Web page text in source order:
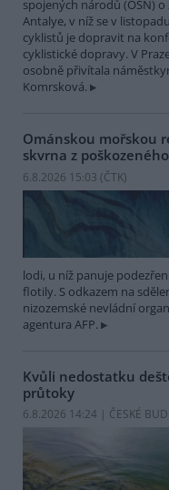
spojených národů (OSN)
Antalye, v níž se v
cyklistů je dopravit na
cyklistické dopravy. V
osobně přivítala
Komrsková.
Ománskou mořskou
skvrna z
6.8.2026 15:03 (ČTK)
lodi, u níž panuje
flotily. S odkazem na
nizozemské nevládní
agentura AFP.
Kvůli nedostatku
průtoky
6.8.2026 14:24 | ČESKÉ